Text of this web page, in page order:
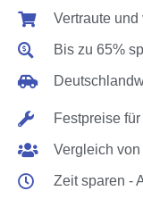
Vertraute
Bis zu 65%
Festpreise
Vergleich
Zeit sparen -